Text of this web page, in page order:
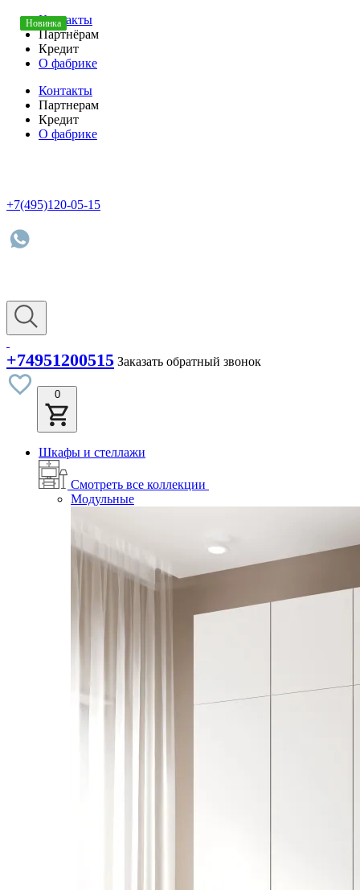
Контакты
Партнёрам
Кредит
О фабрике
Контакты
Партнерам
Кредит
О фабрике
+7(495)120-05-15
+74951200515 Заказать обратный звонок
0
Шкафы и стеллажи
Смотреть все коллекции
Модульные
Новинка
Новинка
Новинка